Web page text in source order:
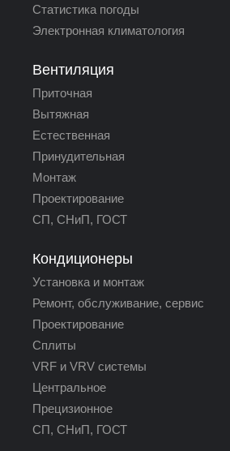
Статистика погоды
Электронная климатология
Вентиляция
Приточная
Вытяжная
Естественная
Принудительная
Монтаж
Проектирование
СП, СНиП, ГОСТ
Кондиционеры
Установка и монтаж
Ремонт, обслуживание, сервис
Проектирование
Сплиты
VRF и VRV системы
Центральное
Прецизионное
СП, СНиП, ГОСТ